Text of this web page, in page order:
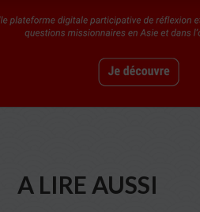
A LIRE AUSSI